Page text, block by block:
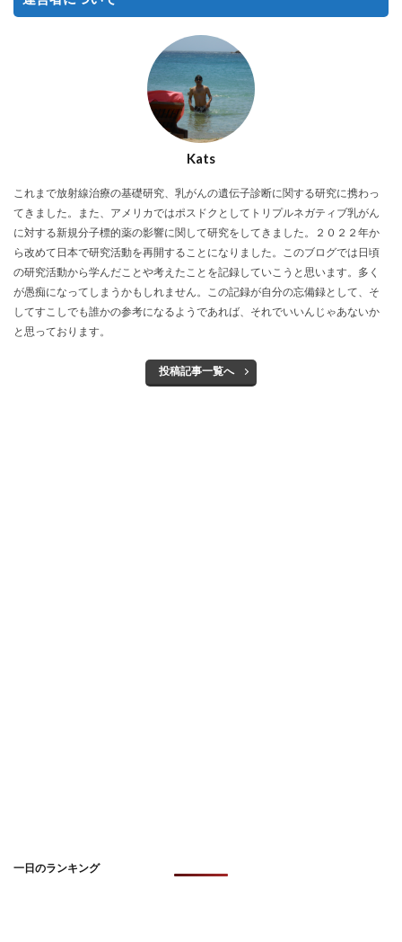
Kats
これまで放射線治療の基礎研究、乳がんの遺伝子診断に関する研究に携わっ
てきました。また、アメリカではポスドクとしてトリプルネガティブ乳がん
に対する新規分子標的薬の影響に関して研究をしてきました。２０２２年か
ら改めて日本で研究活動を再開することになりました。このブログでは日頃
の研究活動から学んだことや考えたことを記録していこうと思います。多く
が愚痴になってしまうかもしれません。この記録が自分の忘備録として、そ
してすこしでも誰かの参考になるようであれば、それでいいんじゃあないか
と思っております。
投稿記事一覧へ
一日のランキング